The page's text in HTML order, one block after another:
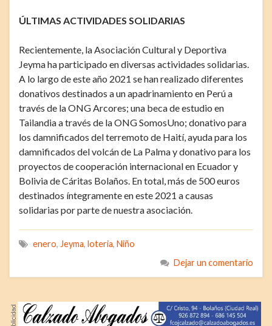
ÚLTIMAS ACTIVIDADES SOLIDARIAS
Recientemente, la Asociación Cultural y Deportiva
Jeyma ha participado en diversas actividades solidarias.
A lo largo de este año 2021 se han realizado diferentes
donativos destinados a un apadrinamiento en Perú a
través de la ONG Arcores; una beca de estudio en
Tailandia a través de la ONG SomosUno; donativo para
los damnificados del terremoto de Haití, ayuda para los
damnificados del volcán de La Palma y donativo para los
proyectos de cooperación internacional en Ecuador y
Bolivia de Cáritas Bolaños. En total, más de 500 euros
destinados íntegramente en este 2021 a causas
solidarias por parte de nuestra asociación.
enero, Jeyma, loteria, Niño
Dejar un comentario